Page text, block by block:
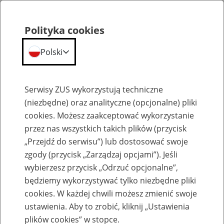
Emerytury
Baza zlikwidowanych lub
przekształconych zakładów pracy
Polityka cookies
Polski
Serwisy ZUS wykorzystują techniczne
(niezbędne) oraz analityczne (opcjonalne) pliki
cookies. Możesz zaakceptować wykorzystanie
przez nas wszystkich takich plików (przycisk
„Przejdź do serwisu”) lub dostosować swoje
zgody (przycisk „Zarządzaj opcjami”). Jeśli
wybierzesz przycisk „Odrzuć opcjonalne”,
będziemy wykorzystywać tylko niezbędne pliki
cookies. W każdej chwili możesz zmienić swoje
ustawienia. Aby to zrobić, kliknij „Ustawienia
plików cookies” w stopce.